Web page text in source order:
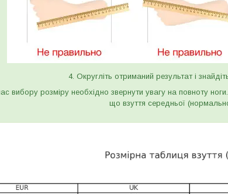
4. Округліть отриманий результат і
вибору розміру необхідно звернути увагу на повноту
що взуття середньої